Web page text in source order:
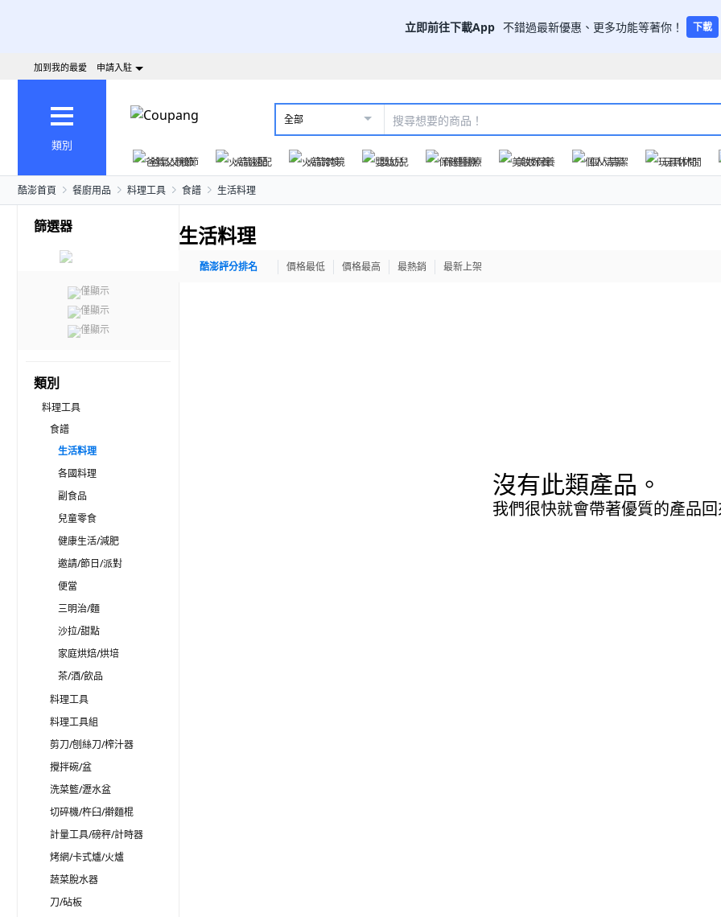
立即前往下載App 不錯過最新優惠、更多功能等著你！ 下載
加到我的最愛 申請入駐
類別
全部
爸氣父親節 火箭速配 火箭跨境 嬰幼兒 保健醫療 美妝保養 個人清潔 玩具休閒
酷澎首頁 餐廚用品 料理工具 食譜 生活料理
篩選器
僅顯示
僅顯示
僅顯示
類別
料理工具
食譜
生活料理
各國料理
副食品
兒童零食
健康生活/減肥
邀請/節日/派對
便當
三明治/麵
沙拉/甜點
家庭烘焙/烘培
茶/酒/飲品
料理工具
料理工具組
剪刀/刨絲刀/榨汁器
攪拌碗/盆
洗菜籃/瀝水盆
切碎機/杵臼/擀麵棍
計量工具/磅秤/計時器
烤網/卡式爐/火爐
蔬菜脫水器
刀/砧板
生活料理
酷澎評分排名 價格最低 價格最高 最熱銷 最新上架
沒有此類產品。
我們很快就會帶著優質的產品